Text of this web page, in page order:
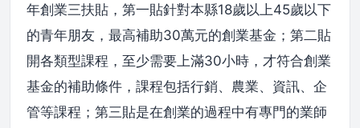
年創業三扶貼，第一貼針對本縣18歲以上45歲以下
的青年朋友，最高補助30萬元的創業基金；第二貼
開各類型課程，至少需要上滿30小時，才符合創業
基金的補助條件，課程包括行銷、農業、資訊、企
管等課程；第三貼是在創業的過程中有專門的業師